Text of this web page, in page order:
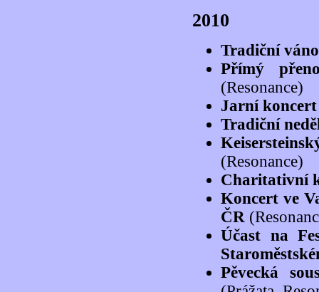
2010
Tradiční
Přímý
(Resonance)
Jarní
Tradiční
(Resonance)
Charitativní
Koncert ve
ČR
Účast na
Pěvecká